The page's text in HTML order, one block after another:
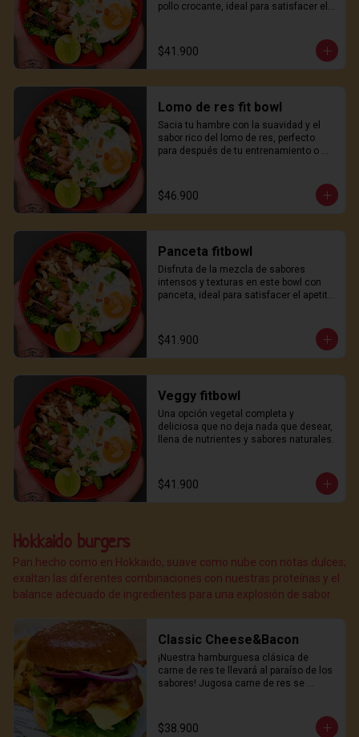
pollo crocante, ideal para satisfacer el
$41.900
Lomo de res fit bowl
Sacia tu hambre con la suavidad y el
sabor rico del lomo de res, perfecto
para después de tu entrenamiento o
$46.900
Panceta fitbowl
Disfruta de la mezcla de sabores
intensos y texturas en este bowl con
panceta, ideal para satisfacer el apetito
$41.900
Veggy fitbowl
Una opción vegetal completa y
deliciosa que no deja nada que desear,
llena de nutrientes y sabores naturales.
$41.900
Hokkaido burgers
Pan hecho como en Hokkaido, suave como nube con notas dulces;
exaltan las diferentes combinaciones con nuestras proteínas y el
balance adecuado de ingredientes para una explosión de sabor
Classic Cheese&Bacon
¡Nuestra hamburguesa clásica de
carne de res te llevará al paraíso de los
sabores! Jugosa carne de res se
suave pan hokkaido y coronado con
nuestra deliciosa salsa de la casa.
$38.900